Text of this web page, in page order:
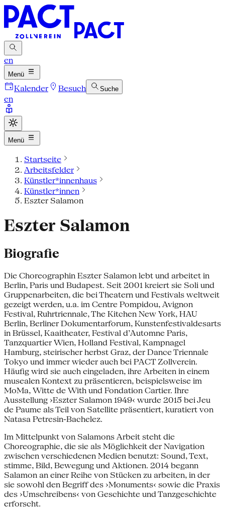
en
Menü
Kalender Besuch Suche
en
Menü
Startseite
Arbeitsfelder
Künstler*innenhaus
Künstler*innen
Eszter Salamon
Eszter Salamon
Biografie
Die Choreographin Eszter Salamon lebt und arbeitet in
Berlin, Paris und Budapest. Seit 2001 kreiert sie Soli und
Gruppenarbeiten, die bei Theatern und Festivals weltweit
gezeigt werden, u.a. im Centre Pompidou, Avignon
Festival, Ruhrtriennale, The Kitchen New York, HAU
Berlin, Berliner Dokumentarforum, Kunstenfestivaldesarts
in Brüssel, Kaaitheater, Festival d’Automne Paris,
Tanzquartier Wien, Holland Festival, Kampnagel
Hamburg, steirischer herbst Graz, der Dance Triennale
Tokyo und immer wieder auch bei PACT Zollverein.
Häufig wird sie auch eingeladen, ihre Arbeiten in einem
musealen Kontext zu präsentieren, beispielsweise im
MoMa, Witte de With und Fondation Cartier. Ihre
Ausstellung ›Eszter Salamon 1949‹ wurde 2015 bei Jeu
de Paume als Teil von Satellite präsentiert, kuratiert von
Natasa Petresin-Bachelez.
Im Mittelpunkt von Salamons Arbeit steht die
Choreographie, die sie als Möglichkeit der Navigation
zwischen verschiedenen Medien benutzt: Sound, Text,
stimme, Bild, Bewegung und Aktionen. 2014 begann
Salamon an einer Reihe von Stücken zu arbeiten, in der
sie sowohl den Begriff des ›Monuments‹ sowie die Praxis
des ›Umschreibens‹ von Geschichte und Tanzgeschichte
erforscht.